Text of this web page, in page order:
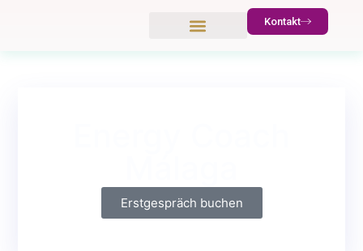
Kontakt
Erstgespräch buchen